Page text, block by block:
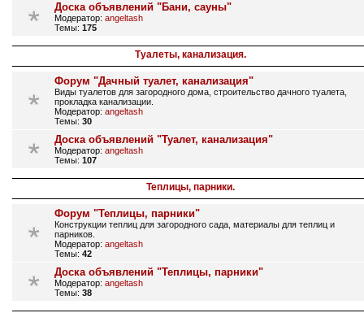
Доска объявлений "Бани, сауны"
Модератор: angeltash
Темы: 175
Туалеты, канализация.
Форум "Дачный туалет, канализация"
Виды туалетов для загородного дома, строительство дачного туалета,
прокладка канализации.
Модератор: angeltash
Темы: 30
Доска объявлений "Туалет, канализация"
Модератор: angeltash
Темы: 107
Теплицы, парники.
Форум "Теплицы, парники"
Конструкции теплиц для загородного сада, материалы для теплиц и
парников.
Модератор: angeltash
Темы: 42
Доска объявлений "Теплицы, парники"
Модератор: angeltash
Темы: 38